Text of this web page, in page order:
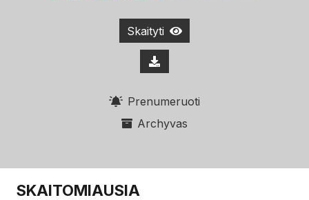
Skaityti
Prenumeruoti
Archyvas
SKAITOMIAUSIA